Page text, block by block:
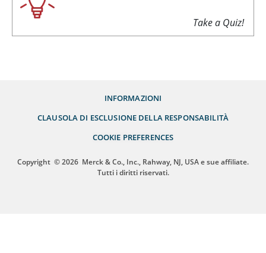
Take a Quiz!
INFORMAZIONI
CLAUSOLA DI ESCLUSIONE DELLA RESPONSABILITÀ
COOKIE PREFERENCES
Copyright © 2026 Merck & Co., Inc., Rahway, NJ, USA e sue affiliate.
Tutti i diritti riservati.